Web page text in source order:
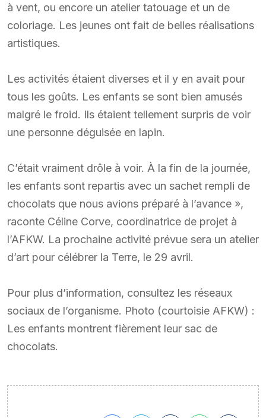
à vent, ou encore un atelier tatouage et un de
coloriage. Les jeunes ont fait de belles réalisations
artistiques.
Les activités étaient diverses et il y en avait pour
tous les goûts. Les enfants se sont bien amusés
malgré le froid. Ils étaient tellement surpris de voir
une personne déguisée en lapin.
C’était vraiment drôle à voir. À la fin de la journée,
les enfants sont repartis avec un sachet rempli de
chocolats que nous avions préparé à l’avance »,
raconte Céline Corve, coordinatrice de projet à
l’AFKW. La prochaine activité prévue sera un atelier
d’art pour célébrer la Terre, le 29 avril.
Pour plus d’information, consultez les réseaux
sociaux de l’organisme. Photo (courtoisie AFKW) :
Les enfants montrent fièrement leur sac de
chocolats.